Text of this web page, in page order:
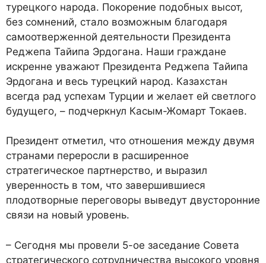
турецкого народа. Покорение подобных высот,
без сомнений, стало возможным благодаря
самоотверженной деятельности Президента
Реджепа Тайипа Эрдогана. Наши граждане
искренне уважают Президента Реджепа Тайипа
Эрдогана и весь турецкий народ. Казахстан
всегда рад успехам Турции и желает ей светлого
будущего, – подчеркнул Касым-Жомарт Токаев.
Президент отметил, что отношения между двумя
странами переросли в расширенное
стратегическое партнерство, и выразил
уверенность в том, что завершившиеся
плодотворные переговоры выведут двусторонние
связи на новый уровень.
– Сегодня мы провели 5-ое заседание Совета
стратегического сотрудничества высокого уровня